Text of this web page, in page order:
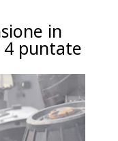
in
puntate